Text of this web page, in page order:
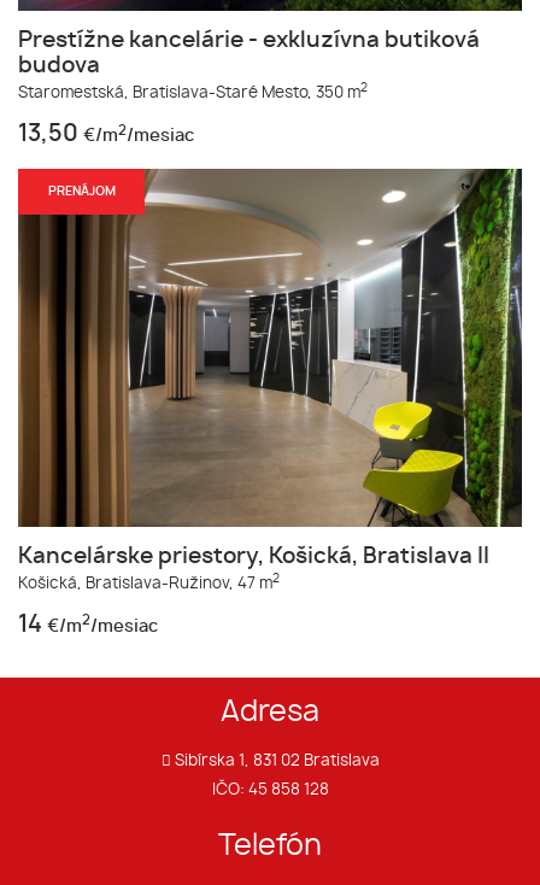
Prestížne kancelárie - exkluzívna butiková
budova
Staromestská, Bratislava-Staré Mesto, 350 m2
13,50 €/m2/mesiac
PRENÁJOM
Kancelárske priestory, Košická, Bratislava II
Košická, Bratislava-Ružinov, 47 m2
14 €/m2/mesiac
Adresa
Sibírska 1, 831 02 Bratislava
IČO: 45 858 128
Telefón